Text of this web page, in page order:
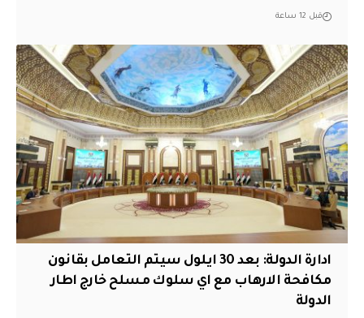
قبل 12 ساعة
ادارة الدولة: بعد 30 ايلول سيتم التعامل بقانون
مكافحة الارهاب مع اي سلوك مسلح خارج اطار
الدولة